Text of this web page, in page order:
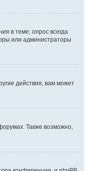
в теме; опрос всегда
или администраторы
действия, вам может
Также возможно,